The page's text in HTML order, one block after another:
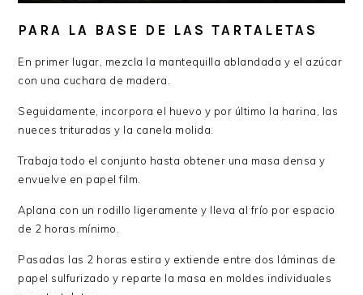
PARA LA BASE DE LAS TARTALETAS
En primer lugar, mezcla la mantequilla ablandada y el azúcar
con una cuchara de madera.
Seguidamente, incorpora el huevo y por último la harina, las
nueces trituradas y la canela molida.
Trabaja todo el conjunto hasta obtener una masa densa y
envuelve en papel film.
Aplana con un rodillo ligeramente y lleva al frío por espacio
de 2 horas mínimo.
Pasadas las 2 horas estira y extiende entre dos láminas de
papel sulfurizado y reparte la masa en moldes individuales